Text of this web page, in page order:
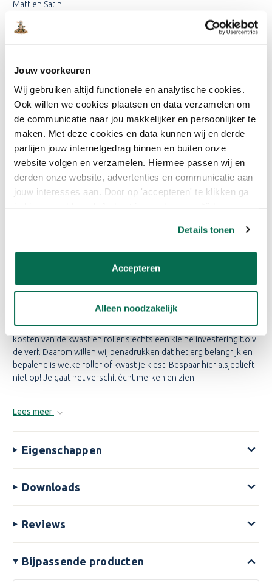
Jouw voorkeuren
Wij gebruiken altijd functionele en analytische cookies.
Ook willen we cookies plaatsen en data verzamelen om
de communicatie naar jou makkelijker en persoonlijker te
maken. Met deze cookies en data kunnen wij en derde
partijen jouw internetgedrag binnen en buiten onze
website volgen en verzamelen. Hiermee passen wij en
derden onze website, advertenties en communicatie aan
jouw interesses aan. Door op 'accepteren' te klikken ga
Details tonen
Accepteren
Alleen noodzakelijk
Matt en Satin.
Onbehandelde muur
Stap 1: Muur schoonspuiten met een hogedrukreiniger
Stap 2: Indien nodig ondergrond repareren
Stap 3: Eerste laag Sigma Facade Primer Aqua aanbrengen
Stap 4: Aanbrengen van de eerste laag Sigma Facade Matt, Self-
Waarmee breng ik de Sigma Facade
Prim Aqua aan?
resultaat. Echter bepaalt de kwaliteit van de kwast en de roller
ook voor een groot deel het eindresultaat. Daarnaast zijn de
kosten van de kwast en roller slechts een kleine investering t.o.v.
de verf. Daarom willen wij benadrukken dat het erg belangrijk en
bepalend is welke roller of kwast je kiest. Bespaar hier alsjeblieft
niet op! Je gaat het verschil écht merken en zien.
Lees meer
Eigenschappen
Downloads
Reviews
Bijpassende producten